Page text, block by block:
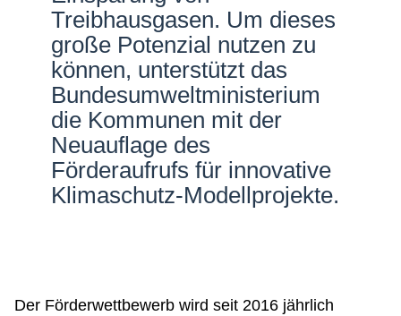
Treibhausgasen. Um dieses
große Potenzial nutzen zu
können, unterstützt das
Bundesumweltministerium
die Kommunen mit der
Neuauflage des
Förderaufrufs für innovative
Klimaschutz-Modellprojekte.
Der Förderwettbewerb wird seit 2016 jährlich